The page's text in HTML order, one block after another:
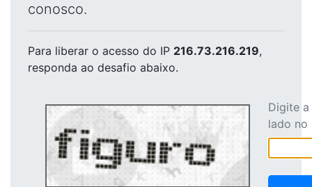
conosco.
Para liberar o acesso do IP 216.73.216.219,
responda ao desafio abaixo.
Digite
lado no